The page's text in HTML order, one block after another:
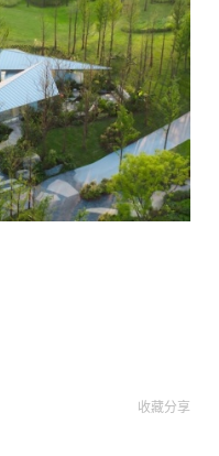
收藏分享